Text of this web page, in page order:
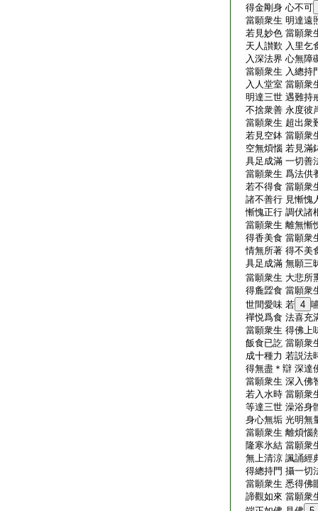
得金剛身 心不可
當願衆生 明達遠
若見妙色 當願衆
天人讃歎 入里乞
入深法界 心無障
當願衆生 入總持
入人堂室 當願衆
明達三世 遇難持
不捨衆善 永度彼
當願衆生 超出衆
若見空鉢 當願衆
空無煩惱 若見滿
具足成滿 一切善
當願衆生 爲法供
若不得食 當願衆
諸不善行 見慚愧
慚愧正行 調伏諸
當願衆生 離無慚
得香美食 當願衆
情無所著 得不美
具足成滿 無願三
當願衆生 大悲所
得麁歰食 當願衆
世間愛味 若 4
禪悦爲食 法喜充
當願衆生 得佛上
飯食已訖 當願衆
成十種力 若説法
得無盡＊辯 深達
當願衆生 深入佛
若入水時 當願衆
等達三世 澡浴身
身心無垢 光明無
當願衆生 離煩惱
隆寒氷結 當願衆
無上清涼 諷誦經
得總持門 攝一切
當願衆生 悉得佛
諦觀如來 當願衆